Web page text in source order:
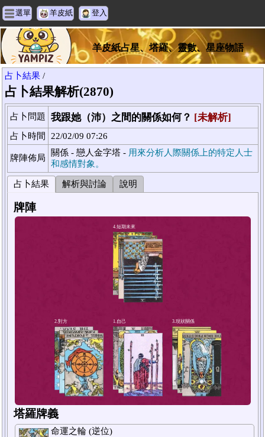
選單 羊皮紙 登入
羊皮紙占星、塔羅、靈數、星座物語
占卜結果 /
占卜結果解析(2870)
占卜問題 我跟她（沛）之間的關係如何？ [未解析]
占卜時間 22/02/09 07:26
牌陣佈局
關係 - 戀人金字塔 - 用來分析人際關係上的特定人士
和感情對象。
占卜結果 解析與討論 說明
牌陣
4.短期未來
塔羅牌義
命運之輪 (逆位)